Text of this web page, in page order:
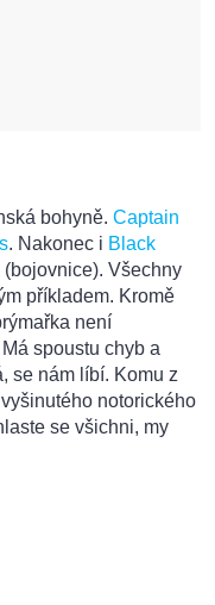
bohyně. Captain
. Nakonec i Black
Všechny
příkladem. Kromě
není
spoustu chyb a
se nám líbí. Komu z
notorického
se všichni, my